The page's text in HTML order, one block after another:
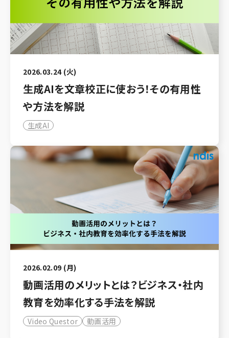
2026.03.24 (火)
生成AIを文章校正に使おう！その有用性
や方法を解説
生成AI
2026.02.09 (月)
動画活用のメリットとは？ビジネス・社内
教育を効率化する手法を解説
Video Questor 動画活用